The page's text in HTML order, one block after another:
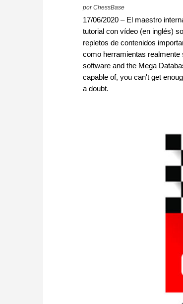
por ChessBase
17/06/2020 – El maestro
tutorial con vídeo (en inglés)
repletos de contenidos
como herramientas
software and the Mega
capable of, you can't get
a doubt.